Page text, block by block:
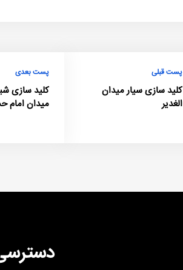
پست قبلی
کلید سازی سیار میدان
الغدیر
پست بعدی
کلید سازی
میدان امام